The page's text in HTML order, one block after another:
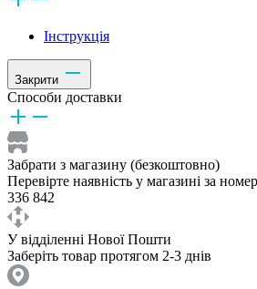
Інструкція
Закрити
Способи доставки
Забрати з магазину (безкоштовно)
Перевірте наявність у магазині за
336 842
У відділенні Нової Пошти
Заберіть товар протягом 2-3 днів